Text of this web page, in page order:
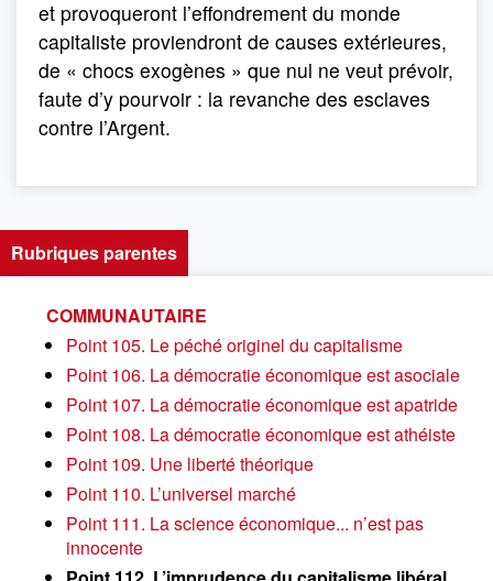
et provoqueront l’effondrement du monde
capitaliste proviendront de causes extérieures,
de « chocs exogènes » que nul ne veut prévoir,
faute d’y pourvoir : la revanche des esclaves
contre l’Argent.
Rubriques parentes
COMMUNAUTAIRE
Point 105. Le péché originel du capitalisme
Point 106. La démocratie économique est asociale
Point 107. La démocratie économique est apatride
Point 108. La démocratie économique est athéiste
Point 109. Une liberté théorique
Point 110. L’universel marché
Point 111. La science économique... n’est pas
innocente